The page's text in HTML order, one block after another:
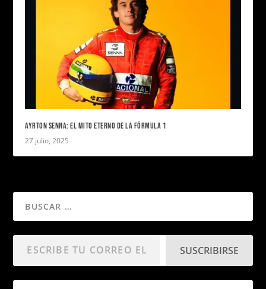
AYRTON SENNA: EL MITO ETERNO DE LA FÓRMULA 1
27 julio, 2025
SUSCRIBIRSE